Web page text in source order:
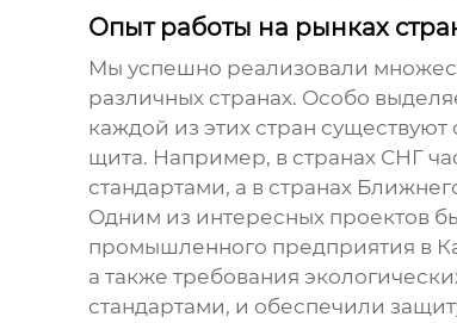
Опыт работы на рынках
Мы успешно реализовали
различных странах. Особо
каждой из этих стран
щита. Например, в странах СНГ
стандартами, а в странах
Одним из интересных проектов
промышленного предприятия в
а также требования
стандартами, и обеспечили